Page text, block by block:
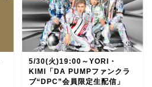
5/30(火)19:00～YORI・
KIMI「DA PUMPファンクラ
ブ“DPC”会員限定生配信」